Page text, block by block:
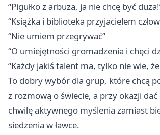
“Pigułko z arbuza, ja nie chcę być
“Książka i biblioteka przyjacielem
“Nie umiem przegrywać”
“O umiejętności gromadzenia i chęci
“Każdy jakiś talent ma, tylko nie wie,
To dobry wybór dla grup, które chcą
z rozmową o świecie, a przy okazji
chwilę aktywnego myślenia zamiast
siedzenia w ławce.